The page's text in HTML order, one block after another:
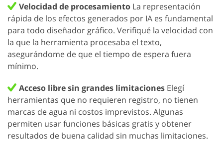
Velocidad de procesamiento La representación
rápida de los efectos generados por IA es fundamental
para todo diseñador gráfico. Verifiqué la velocidad con
la que la herramienta procesaba el texto,
asegurándome de que el tiempo de espera fuera
mínimo.
Acceso libre sin grandes limitaciones Elegí
herramientas que no requieren registro, no tienen
marcas de agua ni costos imprevistos. Algunas
permiten usar funciones básicas gratis y obtener
resultados de buena calidad sin muchas limitaciones.